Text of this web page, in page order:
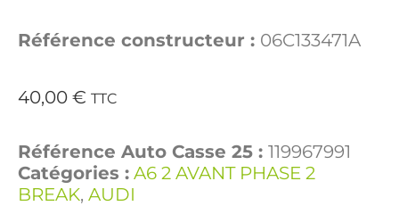
Référence constructeur : 06C133471A
40,00 € TTC
Référence Auto Casse 25 : 119967991
Catégories : A6 2 AVANT PHASE 2
BREAK, AUDI